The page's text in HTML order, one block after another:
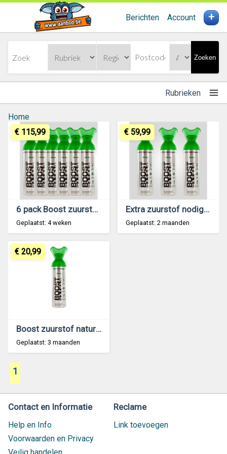
Berichten Account +
Zoeken
Rubrieken
Home
6 pack Boost zuurstof naturel 9L
Geplaatst: 4 weken
€ 115,99
Extra zuurstof nodig tijdens het fietsen? 3 Pack!
Geplaatst: 2 maanden
€ 59,99
Boost zuurstof naturel 9 liter in handige fles
Geplaatst: 3 maanden
€ 20,99
1
Contact en Informatie
Help en Info
Voorwaarden en Privacy
Reclame
Link toevoegen